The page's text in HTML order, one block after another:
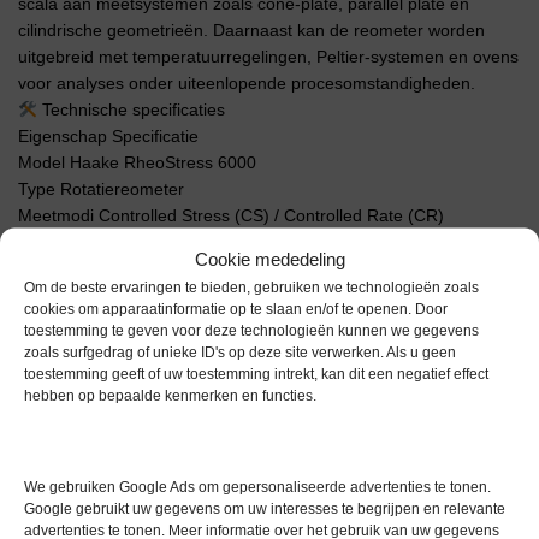
Cookie mededeling
Om de beste ervaringen te bieden, gebruiken we technologieën zoals
cookies om apparaatinformatie op te slaan en/of te openen. Door
toestemming te geven voor deze technologieën kunnen we gegevens
zoals surfgedrag of unieke ID's op deze site verwerken. Als u geen
toestemming geeft of uw toestemming intrekt, kan dit een negatief effect
hebben op bepaalde kenmerken en functies.
We gebruiken Google Ads om gepersonaliseerde advertenties te tonen.
Google gebruikt uw gegevens om uw interesses te begrijpen en relevante
advertenties te tonen. Meer informatie over het gebruik van uw gegevens
scala aan meetsystemen zoals cone-plate, parallel plate en
cilindrische geometrieën. Daarnaast kan de reometer worden
uitgebreid met temperatuurregelingen, Peltier-systemen en ovens
voor analyses onder uiteenlopende procesomstandigheden.
Technische specificaties
Eigenschap Specificatie
Model Haake RheoStress 6000
Type Rotatiereometer
Meetmodi Controlled Stress (CS) / Controlled Rate (CR)
Koppelbereik ca. 0.05 µNm – 200 mNm
Hoeksnelheid 0 – 1500 rad/s
Frequentiebereik ca. 0.001 – 100 Hz
Minimale hoekverplaatsing < 0.1 µrad
Normaalkrachtbereik ±50 N
Temperatuurbereik -150 °C tot +600 °C (afhankelijk van
Lagertechnologie Luchtlager (air bearing)
Meetgeometrieën Cone/plate, parallel plate, coaxiale cilinder
Software HAAKE RheoWin